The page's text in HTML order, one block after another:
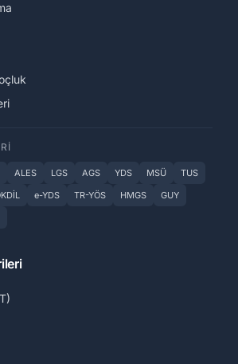
ALES LGS AGS YDS MSÜ
TUS
e-YDS TR-YÖS HMGS
GUY